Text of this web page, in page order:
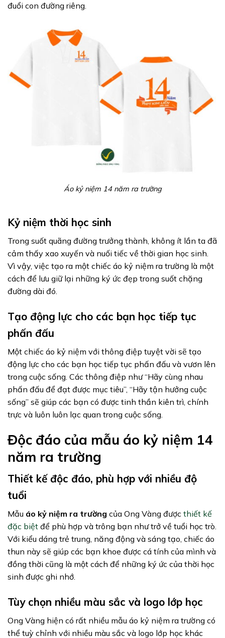
đuổi con đường riêng.
Áo kỷ niệm 14 năm ra trường
Kỷ niệm thời học sinh
Trong suốt quãng đường trưởng thành, không ít lần ta đã
cảm thấy xao xuyến và nuối tiếc về thời gian học sinh.
Vì vậy, việc tạo ra một chiếc áo kỷ niệm ra trường là một
cách để lưu giữ lại những ký ức đẹp trong suốt chặng
đường dài đó.
Tạo động lực cho các bạn học tiếp tục
phấn đấu
Một chiếc áo kỷ niệm với thông điệp tuyệt vời sẽ tạo
động lực cho các bạn học tiếp tục phấn đấu và vươn lên
trong cuộc sống. Các thông điệp như “Hãy cùng nhau
phấn đấu để đạt được mục tiêu”, “Hãy tận hưởng cuộc
sống” sẽ giúp các bạn có được tinh thần kiên trì, chính
trực và luôn luôn lạc quan trong cuộc sống.
Độc đáo của mẫu áo kỷ niệm 14
năm ra trường
Thiết kế độc đáo, phù hợp với nhiều độ
tuổi
Mẫu áo kỷ niệm ra trường của Ong Vàng được thiết kế
đặc biệt để phù hợp và trông bạn như trở về tuổi học trò.
Với kiểu dáng trẻ trung, năng động và sáng tạo, chiếc áo
thun này sẽ giúp các bạn khoe được cá tính của mình và
đồng thời cũng là một cách để những ký ức của thời học
sinh được ghi nhớ.
Tùy chọn nhiều màu sắc và logo lớp học
Ong Vàng hiện có rất nhiều mẫu áo kỷ niệm ra trường có
thể tuỳ chỉnh với nhiều màu sắc và logo lớp học khác